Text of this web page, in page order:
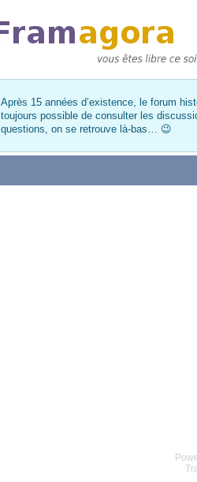
Après 15 années d’existence, le forum
toujours possible de consulter les
questions, on se retrouve là-bas… 😉